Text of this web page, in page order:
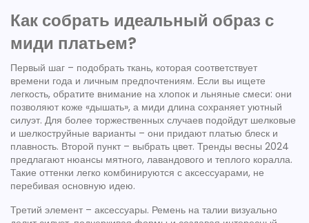
Как собрать идеальный образ с
миди платьем?
Первый шаг – подобрать ткань, которая соответствует
времени года и личным предпочтениям. Если вы ищете
легкость, обратите внимание на хлопок и льняные смеси: они
позволяют коже «дышать», а миди длина сохраняет уютный
силуэт. Для более торжественных случаев подойдут шелковые
и шелкоструйные варианты – они придают платью блеск и
плавность. Второй пункт – выбрать цвет. Тренды весны 2024
предлагают нюансы мятного, лавандового и теплого коралла.
Такие оттенки легко комбинируются с аксессуарами, не
перебивая основную идею.
Третий элемент – аксессуары. Ремень на талии визуально